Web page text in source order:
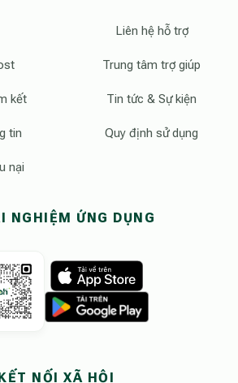
kết
tin
nại
Liên hệ hỗ trợ
Trung tâm trợ giúp
Tin tức & Sự kiện
Quy định sử dụng
NGHIỆM ỨNG DỤNG
KẾT NỐI XÃ HỘI